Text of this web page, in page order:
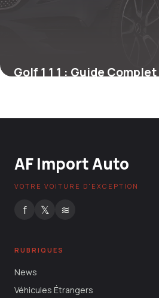
Golf 1 1 1 : Guide
AF Import Auto
VOTRE VOITURE D'EXCEPTION
f 𝕏 ≋
RUBRIQUES
News
Véhicules Étrangers